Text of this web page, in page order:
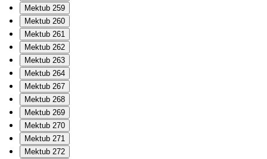
Mektub 259
Mektub 260
Mektub 261
Mektub 262
Mektub 263
Mektub 264
Mektub 267
Mektub 268
Mektub 269
Mektub 270
Mektub 271
Mektub 272